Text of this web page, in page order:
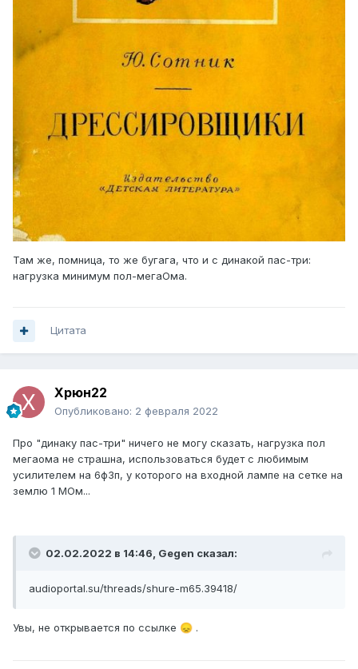
Там же, помница, то же бугага, что и с динакой пас-три:
нагрузка минимум пол-мегаОма.
Цитата
Xpюн22
Опубликовано: 2 февраля 2022
Про "динаку пас-три" ничего не могу сказать, нагрузка пол
мегаома не страшна, использоваться будет с любимым
усилителем на 6ф3п, у которого на входной лампе на сетке на
землю 1 МОм...
02.02.2022 в 14:46, Gegen сказал:
audioportal.su/threads/shure-m65.39418/
Увы, не открывается по ссылке 😞 .